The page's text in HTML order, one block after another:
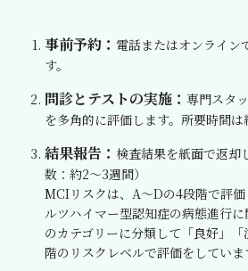
事前予約：電話またはオンライン
す。
問診とテストの実施：専門スタ
を多角的に評価します。所要時間は
結果報告： 検査結果を紙面で返却
数：約2～3週間）
MCIリスクは、A～Dの4段階で評
ルツハイマー型認知症の病態進行
のカテゴリーに分類して「良好」
階のリスクレベルで評価をしていま